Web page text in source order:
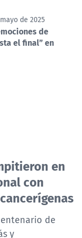
de 2025
de
el final” en
en
con
de
y